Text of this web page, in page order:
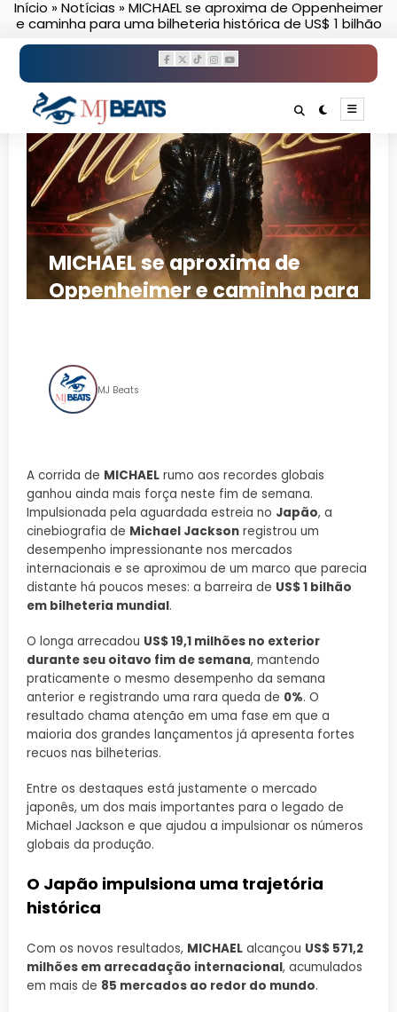
Pular
para
Início »Notícias »MICHAEL se aproxima de Oppenheimer
e caminha para uma bilheteria histórica de US$ 1 bilhão
MICHAEL se aproxima de
Oppenheimer e caminha para
MJ Beats
A corrida de MICHAEL rumo aos recordes globais
ganhou ainda mais força neste fim de semana.
Impulsionada pela aguardada estreia no Japão, a
cinebiografia de Michael Jackson registrou um
desempenho impressionante nos mercados
internacionais e se aproximou de um marco que parecia
distante há poucos meses: a barreira de US$ 1 bilhão
em bilheteria mundial.
O longa arrecadou US$ 19,1 milhões no exterior
durante seu oitavo fim de semana, mantendo
praticamente o mesmo desempenho da semana
anterior e registrando uma rara queda de 0%. O
resultado chama atenção em uma fase em que a
maioria dos grandes lançamentos já apresenta fortes
recuos nas bilheterias.
Entre os destaques está justamente o mercado
japonês, um dos mais importantes para o legado de
Michael Jackson e que ajudou a impulsionar os números
globais da produção.
O Japão impulsiona uma trajetória
histórica
Com os novos resultados, MICHAEL alcançou US$ 571,2
milhões em arrecadação internacional, acumulados
em mais de 85 mercados ao redor do mundo.